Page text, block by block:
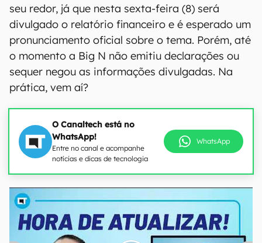
seu redor, já que nesta sexta-feira (8) será
divulgado o relatório financeiro e é esperado um
pronunciamento oficial sobre o tema. Porém, até
o momento a Big N não emitiu declarações ou
sequer negou as informações divulgadas. Na
prática, vem aí?
O Canaltech está no
WhatsApp!
Entre no canal e acompanhe
notícias e dicas de tecnologia
WhatsApp